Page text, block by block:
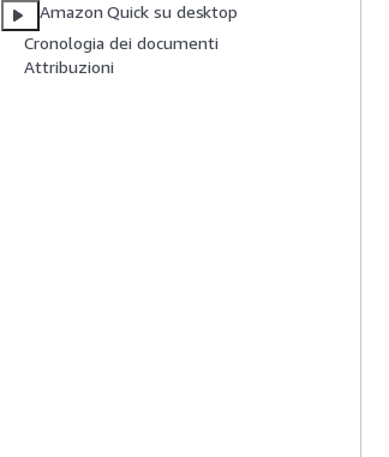
Amazon Quick su desktop
Cronologia dei documenti
Attribuzioni